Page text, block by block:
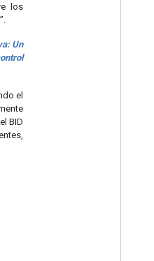
los
Un
el
BID